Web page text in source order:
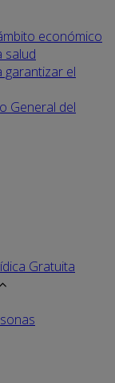
económico
salud
garantizar el
General del
Gratuita